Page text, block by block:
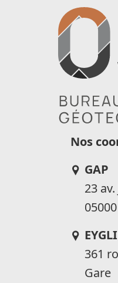
Nos
GAP
23 av.
361
Gare